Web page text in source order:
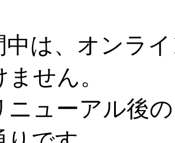
中は、オンラ
せん。
ニューアル後